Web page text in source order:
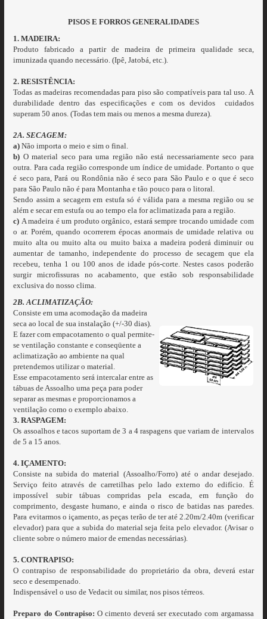
PISOS E FORROS GENERALIDADES
1. MADEIRA:
Produto fabricado a partir de madeira de primeira qualidade seca,
imunizada quando necessário. (Ipê, Jatobá, etc.).
2. RESISTÊNCIA:
Todas as madeiras recomendadas para piso são compatíveis para tal uso. A
durabilidade dentro das especificações e com os devidos cuidados
superam 50 anos. (Todas tem mais ou menos a mesma dureza).
2A. SECAGEM:
a)Não importa o meio e sim o final.
b) O material seco para uma região não está necessariamente seco para
outra. Para cada região corresponde um índice de umidade. Portanto o que
é seco para, Pará ou Rondônia não é seco para São Paulo e o que é seco
para São Paulo não é para Montanha e tão pouco para o litoral.
Sendo assim a secagem em estufa só é válida para a mesma região ou se
além e secar em estufa ou ao tempo ela for aclimatizada para a região.
c) A madeira é um produto orgânico, estará sempre trocando umidade com
o ar. Porém, quando ocorrerem épocas anormais de umidade relativa ou
muito alta ou muito alta ou muito baixa a madeira poderá diminuir ou
aumentar de tamanho, independente do processo de secagem que ela
recebeu, tenha 1 ou 100 anos de idade pós-corte. Nestes casos poderão
surgir microfissuras no acabamento, que estão sob responsabilidade
exclusiva do nosso clima.
2B. ACLIMATIZAÇÃO:
Consiste em uma acomodação da madeira
seca ao local de sua instalação (+/-30 dias).
E fazer com empacotamento o qual permite-
se ventilação constante e conseqüente a
aclimatização ao ambiente na qual
pretendemos utilizar o material.
Esse empacotamento será intercalar entre as
tábuas de Assoalho uma peça para poder
separar as mesmas e proporcionamos a
ventilação como o exemplo abaixo.
3. RASPAGEM:
Os assoalhos e tacos suportam de 3 a 4 raspagens que variam de intervalos
de 5 a 15 anos.
4. IÇAMENTO:
Consiste na subida do material (Assoalho/Forro) até o andar desejado.
Serviço feito através de carretilhas pelo lado externo do edifício. É
impossível subir tábuas compridas pela escada, em função do
comprimento, desgaste humano, e ainda o risco de batidas nas paredes.
Para evitarmos o içamento, as peças terão de ter até 2.20m/2.40m (verificar
elevador) para que a subida do material seja feita pelo elevador. (Avisar o
cliente sobre o número maior de emendas necessárias).
5. CONTRAPISO:
O contrapiso de responsabilidade do proprietário da obra, deverá estar
seco e desempenado.
Indispensável o uso de Vedacit ou similar, nos pisos térreos.
Preparo do Contrapiso: O cimento deverá ser executado com argamassa